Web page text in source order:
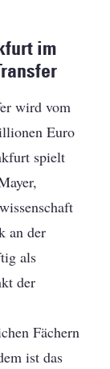
im
wird vom
Euro
spielt
an der
als
der
Fächern
ist das